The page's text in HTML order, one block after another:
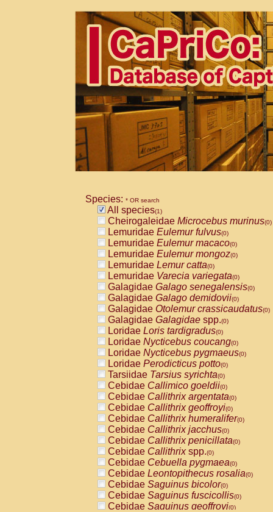
Species: * OR search
All species(1)
Cheirogaleidae Microcebus murinus(0)
Lemuridae Eulemur fulvus(0)
Lemuridae Eulemur macaco(0)
Lemuridae Eulemur mongoz(0)
Lemuridae Lemur catta(0)
Lemuridae Varecia variegata(0)
Galagidae Galago senegalensis(0)
Galagidae Galago demidovii(0)
Galagidae Otolemur crassicaudatus(0)
Galagidae Galagidae spp.(0)
Loridae Loris tardigradus(0)
Loridae Nycticebus coucang(0)
Loridae Nycticebus pygmaeus(0)
Loridae Perodicticus potto(0)
Tarsiidae Tarsius syrichta(0)
Cebidae Callimico goeldii(0)
Cebidae Callithrix argentata(0)
Cebidae Callithrix geoffroyi(0)
Cebidae Callithrix humeralifer(0)
Cebidae Callithrix jacchus(0)
Cebidae Callithrix penicillata(0)
Cebidae Callithrixspp.(0)
Cebidae Cebuella pygmaea(0)
Cebidae Leontopithecus rosalia(0)
Cebidae Saguinus bicolor(0)
Cebidae Saguinus fuscicollis(0)
Cebidae Saguinus geoffroyi(0)